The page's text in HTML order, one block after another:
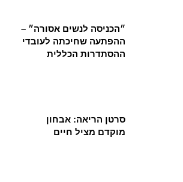
״הכניסה לנשים אסורה״ –
ההפתעה שחיכתה לעובדי
ההסתדרות הכללית
סרטן הריאה: אבחון
מוקדם מציל חיים